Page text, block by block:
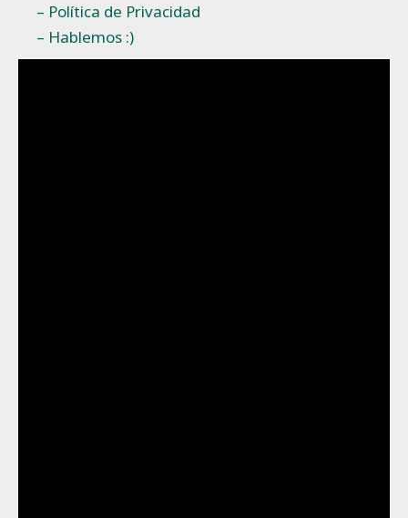
– Política de Privacidad
– Hablemos :)